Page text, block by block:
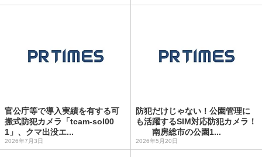
官公庁等で導入実績を有する可
搬式防犯カメラ「tcam-sol00
1」、クマ出没エ...
2026年7月3日
防犯だけじゃない！公園管理に
も活躍するSIM対応防犯カメラ！
南房総市の公園1...
2026年5月20日